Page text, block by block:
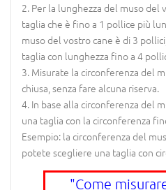
Per la lunghezza del muso del
taglia che è fino a 1 pollice più
muso del vostro cane è di 3
taglia con lunghezza fino a 4
Misurate la circonferenza del
chiusa, senza fare alcuna riserva.
In base alla circonferenza del
una taglia con la circonferenza
Esempio: la circonferenza del
potete scegliere una taglia con
"Come